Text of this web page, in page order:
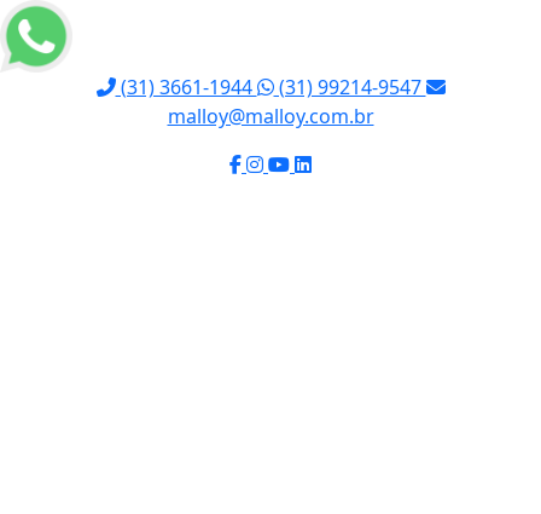
(31) 3661-1944
(31) 99214-9547
malloy@malloy.com.br